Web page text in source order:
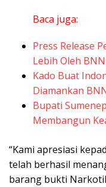
Baca juga:
Press Release
Lebih Oleh
Kado Buat
Diamankan
Bupati
Membangun
“Kami apresiasi
telah berhasil
barang bukti